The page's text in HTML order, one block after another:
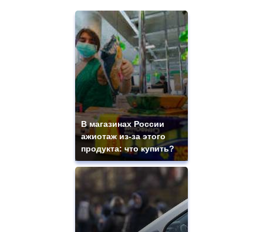
В магазинах России
ажиотаж из-за этого
продукта: что купить?